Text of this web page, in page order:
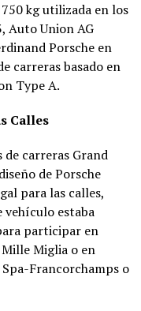
kg utilizada en los
Auto Union AG
Porsche en
carreras basado en
Type A.
Calles
carreras Grand
de Porsche
para las calles,
vehículo estaba
participar en
Miglia o en
Francorchamps o